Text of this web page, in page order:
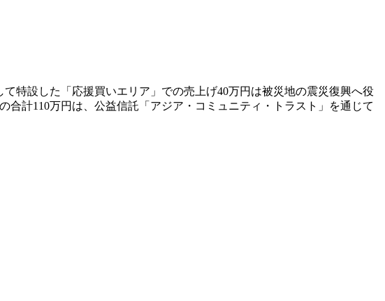
特設した「応援買いエリア」での売上げ40万円は被災地の震災復興へ役
計110万円は、公益信託「アジア・コミュニティ・トラスト」を通じて